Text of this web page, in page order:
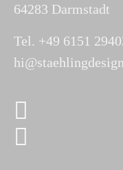
64283 Darmstadt
Tel. +49 6151